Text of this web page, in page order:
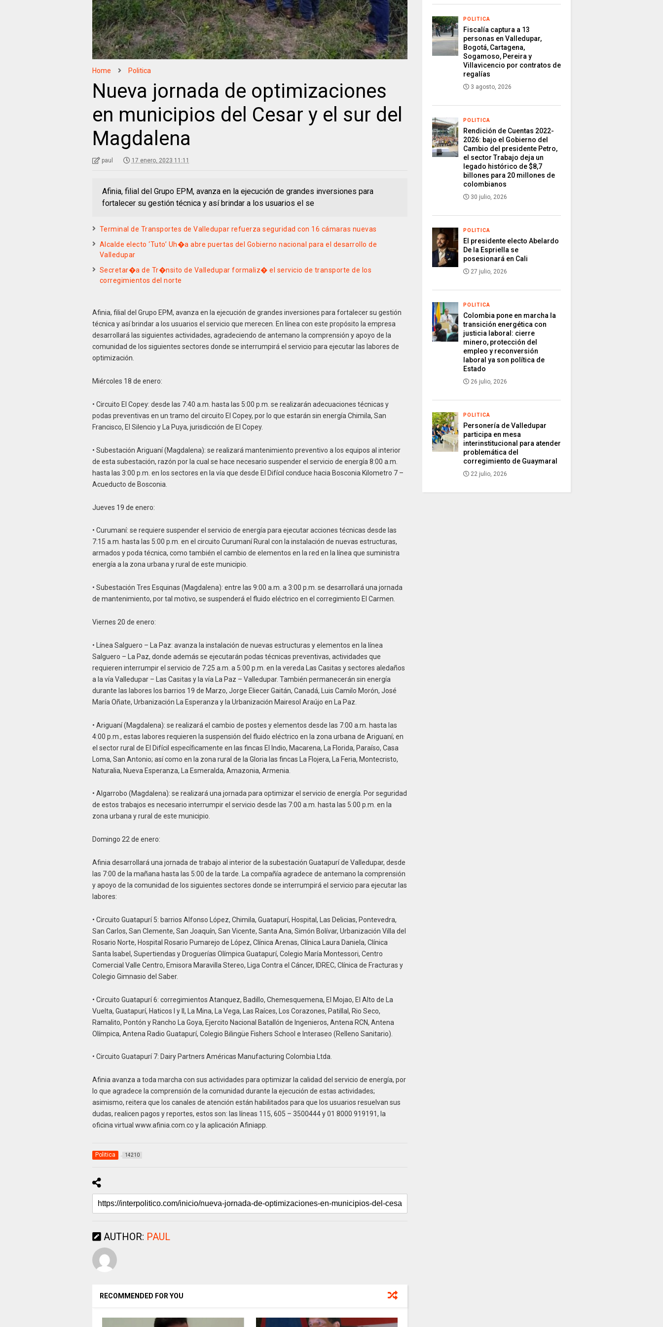
Home Politica
Nueva jornada de optimizaciones
en municipios del Cesar y el sur del
Magdalena
paul 17 enero, 2023 11:11
Afinia, filial del Grupo EPM, avanza en la ejecución de grandes inversiones para
fortalecer su gestión técnica y así brindar a los usuarios el se
Terminal de Transportes de Valledupar refuerza seguridad con 16 cámaras nuevas
Alcalde electo ‘Tuto’ Uh�a abre puertas del Gobierno nacional para el desarrollo de
Valledupar
Secretar�a de Tr�nsito de Valledupar formaliz� el servicio de transporte de los
corregimientos del norte
Afinia, filial del Grupo EPM, avanza en la ejecución de grandes inversiones para fortalecer su gestión
técnica y así brindar a los usuarios el servicio que merecen. En línea con este propósito la empresa
desarrollará las siguientes actividades, agradeciendo de antemano la comprensión y apoyo de la
comunidad de los siguientes sectores donde se interrumpirá el servicio para ejecutar las labores de
optimización.
Miércoles 18 de enero:
• Circuito El Copey: desde las 7:40 a.m. hasta las 5:00 p.m. se realizarán adecuaciones técnicas y
podas preventivas en un tramo del circuito El Copey, por lo que estarán sin energía Chimila, San
Francisco, El Silencio y La Puya, jurisdicción de El Copey.
• Subestación Ariguaní (Magdalena): se realizará mantenimiento preventivo a los equipos al interior
de esta subestación, razón por la cual se hace necesario suspender el servicio de energía 8:00 a.m.
hasta las 3:00 p.m. en los sectores en la vía que desde El Difícil conduce hacia Bosconia Kilometro 7 –
Acueducto de Bosconia.
Jueves 19 de enero:
• Curumaní: se requiere suspender el servicio de energía para ejecutar acciones técnicas desde las
7:15 a.m. hasta las 5:00 p.m. en el circuito Curumaní Rural con la instalación de nuevas estructuras,
armados y poda técnica, como también el cambio de elementos en la red en la línea que suministra
energía a la zona urbana y rural de este municipio.
• Subestación Tres Esquinas (Magdalena): entre las 9:00 a.m. a 3:00 p.m. se desarrollará una jornada
de mantenimiento, por tal motivo, se suspenderá el fluido eléctrico en el corregimiento El Carmen.
Viernes 20 de enero:
• Línea Salguero – La Paz: avanza la instalación de nuevas estructuras y elementos en la línea
Salguero – La Paz, donde además se ejecutarán podas técnicas preventivas, actividades que
requieren interrumpir el servicio de 7:25 a.m. a 5:00 p.m. en la vereda Las Casitas y sectores aledaños
a la vía Valledupar – Las Casitas y la vía La Paz – Valledupar. También permanecerán sin energía
durante las labores los barrios 19 de Marzo, Jorge Eliecer Gaitán, Canadá, Luis Camilo Morón, José
María Oñate, Urbanización La Esperanza y la Urbanización Mairesol Araújo en La Paz.
• Ariguaní (Magdalena): se realizará el cambio de postes y elementos desde las 7:00 a.m. hasta las
4:00 p.m., estas labores requieren la suspensión del fluido eléctrico en la zona urbana de Ariguaní; en
el sector rural de El Difícil específicamente en las fincas El Indio, Macarena, La Florida, Paraíso, Casa
Loma, San Antonio; así como en la zona rural de la Gloria las fincas La Flojera, La Feria, Montecristo,
Naturalia, Nueva Esperanza, La Esmeralda, Amazonia, Armenia.
• Algarrobo (Magdalena): se realizará una jornada para optimizar el servicio de energía. Por seguridad
de estos trabajos es necesario interrumpir el servicio desde las 7:00 a.m. hasta las 5:00 p.m. en la
zona urbana y rural de este municipio.
Domingo 22 de enero:
Afinia desarrollará una jornada de trabajo al interior de la subestación Guatapurí de Valledupar, desde
las 7:00 de la mañana hasta las 5:00 de la tarde. La compañía agradece de antemano la comprensión
y apoyo de la comunidad de los siguientes sectores donde se interrumpirá el servicio para ejecutar las
labores:
• Circuito Guatapurí 5: barrios Alfonso López, Chimila, Guatapurí, Hospital, Las Delicias, Pontevedra,
San Carlos, San Clemente, San Joaquín, San Vicente, Santa Ana, Simón Bolívar, Urbanización Villa del
Rosario Norte, Hospital Rosario Pumarejo de López, Clínica Arenas, Clínica Laura Daniela, Clínica
Santa Isabel, Supertiendas y Droguerías Olímpica Guatapurí, Colegio María Montessori, Centro
Comercial Valle Centro, Emisora Maravilla Stereo, Liga Contra el Cáncer, IDREC, Clínica de Fracturas y
Colegio Gimnasio del Saber.
• Circuito Guatapurí 6: corregimientos Atanquez, Badillo, Chemesquemena, El Mojao, El Alto de La
Vuelta, Guatapurí, Haticos I y II, La Mina, La Vega, Las Raíces, Los Corazones, Patillal, Rio Seco,
Ramalito, Pontón y Rancho La Goya, Ejercito Nacional Batallón de Ingenieros, Antena RCN, Antena
Olímpica, Antena Radio Guatapurí, Colegio Bilingüe Fishers School e Interaseo (Relleno Sanitario).
• Circuito Guatapurí 7: Dairy Partners Américas Manufacturing Colombia Ltda.
Afinia avanza a toda marcha con sus actividades para optimizar la calidad del servicio de energía, por
lo que agradece la comprensión de la comunidad durante la ejecución de estas actividades;
asimismo, reitera que los canales de atención están habilitados para que los usuarios resuelvan sus
dudas, realicen pagos y reportes, estos son: las líneas 115, 605 – 3500444 y 01 8000 919191, la
oficina virtual www.afinia.com.co y la aplicación Afiniapp.
Politica 14210
AUTHOR: PAUL
RECOMMENDED FOR YOU
POLITICA
Fiscalía captura a 13
personas en Valledupar,
Bogotá, Cartagena,
Sogamoso, Pereira y
Villavicencio por contratos de
regalías
3 agosto, 2026
POLITICA
Rendición de Cuentas 2022-
2026: bajo el Gobierno del
Cambio del presidente Petro,
el sector Trabajo deja un
legado histórico de $8,7
billones para 20 millones de
colombianos
30 julio, 2026
POLITICA
El presidente electo Abelardo
De la Espriella se
posesionará en Cali
27 julio, 2026
POLITICA
Colombia pone en marcha la
transición energética con
justicia laboral: cierre
minero, protección del
empleo y reconversión
laboral ya son política de
Estado
26 julio, 2026
POLITICA
Personería de Valledupar
participa en mesa
interinstitucional para atender
problemática del
corregimiento de Guaymaral
22 julio, 2026